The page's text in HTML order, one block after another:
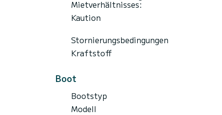
Mietverhältnisses:
Kaution
Stornierungsbedingungen
Kraftstoff
Boot
Bootstyp
Modell